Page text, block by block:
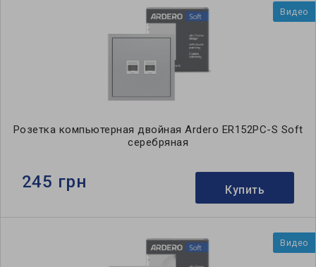
Видео
Розетка компьютерная двойная Ardero ER152PC-S Soft
серебряная
245 грн Купить
Видео